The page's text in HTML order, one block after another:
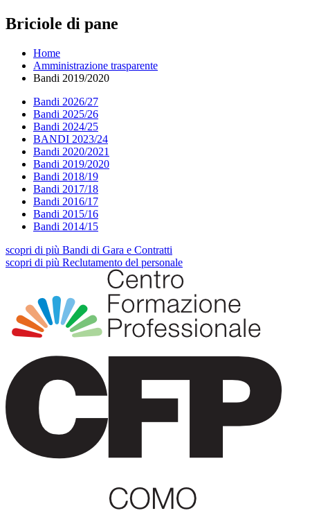
Briciole di pane
Home
Amministrazione trasparente
Bandi 2019/2020
Bandi 2026/27
Bandi 2025/26
Bandi 2024/25
BANDI 2023/24
Bandi 2020/2021
Bandi 2019/2020
Bandi 2018/19
Bandi 2017/18
Bandi 2016/17
Bandi 2015/16
Bandi 2014/15
scopri di più Bandi di Gara e Contratti
scopri di più Reclutamento del personale